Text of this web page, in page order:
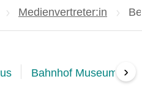
Medienvertreter:in
Bahnhof ›